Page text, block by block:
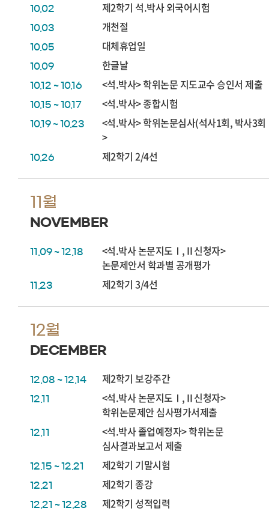
10.02 제2학기 석.박사 외국어시험
10.03 개천절
10.05 대체휴업일
10.09 한글날
10.12 ~ 10.16 <석.박사> 학위논문 지도교수 승인서 제출
10.15 ~ 10.17 <석.박사> 종합시험
10.19 ~ 10.23
<석.박사> 학위논문심사(석사1회, 박사3회
>
10.26 제2학기 2/4선
11월
NOVEMBER
11.09 ~ 12.18
<석.박사 논문지도Ⅰ,Ⅱ신청자>
논문제안서 학과별 공개평가
11.23 제2학기 3/4선
12월
DECEMBER
12.08 ~ 12.14 제2학기 보강주간
12.11
<석.박사 논문지도Ⅰ,Ⅱ신청자>
학위논문제안 심사평가서제출
12.11
<석.박사 졸업예정자> 학위논문
심사결과보고서 제출
12.15 ~ 12.21 제2학기 기말시험
12.21 제2학기 종강
12.21 ~ 12.28 제2학기 성적입력